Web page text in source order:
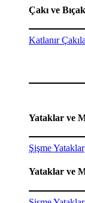
Çakı ve
Katlanır
Yataklar ve
Şişme Yataklar
Yataklar ve